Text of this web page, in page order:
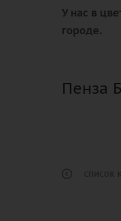
У нас в
городе.
Пенза